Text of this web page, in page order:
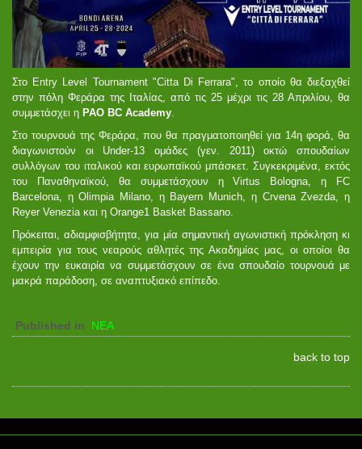
Στο Entry Level Tournament "Citta Di Ferrara", το οποίο θα διεξαχθεί
στην πόλη Φεράρα της Ιταλίας, από τις 25 μέχρι τις 28 Απριλίου, θα
συμμετάσχει η PAO BC Academy.
Στο τουρνουά της Φεράρα, που θα πραγματοποιηθεί για 14η φορά, θα
διαγωνιστούν οι Under-13 ομάδες (γεν. 2011) οκτώ σπουδαίων
συλλόγων του ιταλικού και ευρωπαϊκού μπάσκετ. Συγκεκριμένα, εκτός
του Παναθηναϊκού, θα συμμετάσχουν η Virtus Bologna, η FC
Barcelona, η Olimpia Milano, η Bayern Munich, η Crvena Zvezda, η
Reyer Venezia και η Orange1 Basket Bassano.
Πρόκειται, αδιαμφισβήτητα, για μία σημαντική αγωνιστική πρόκληση κι
εμπειρία για τους νεαρούς αθλητές της Ακαδημίας μας, οι οποίοι θα
έχουν την ευκαιρία να συμμετάσχουν σε ένα σπουδαίο τουρνουά με
μακρά παράδοση, σε αναπτυξιακό επίπεδο.
Published in ΝΕΑ
back to top